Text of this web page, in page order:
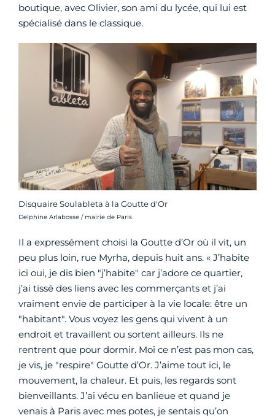
boutique, avec Olivier, son ami du lycée, qui lui est
spécialisé dans le classique.
Disquaire Soulableta à la Goutte d'Or
Crédit photo :
Delphine Arlabosse / mairie de Paris
Il a expressément choisi la Goutte d’Or où il vit, un
peu plus loin, rue Myrha, depuis huit ans. « J’habite
ici oui, je dis bien "j’habite" car j’adore ce quartier,
j’ai tissé des liens avec les commerçants et j’ai
vraiment envie de participer à la vie locale: être un
"habitant". Vous voyez les gens qui vivent à un
endroit et travaillent ou sortent ailleurs. Ils ne
rentrent que pour dormir. Moi ce n’est pas mon cas,
je vis, je "respire" Goutte d’Or. J’aime tout ici, le
mouvement, la chaleur. Et puis, les regards sont
bienveillants. J’ai vécu en banlieue et quand je
venais à Paris avec mes potes, je sentais qu’on